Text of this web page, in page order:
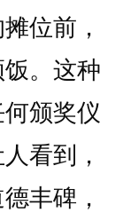
位前，
。这种
颁奖仪
看到，
丰碑，